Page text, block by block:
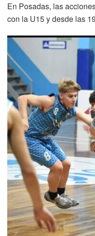
En Posadas, las
con la U15 y desde las